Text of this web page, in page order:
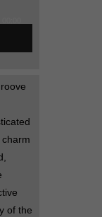
of the